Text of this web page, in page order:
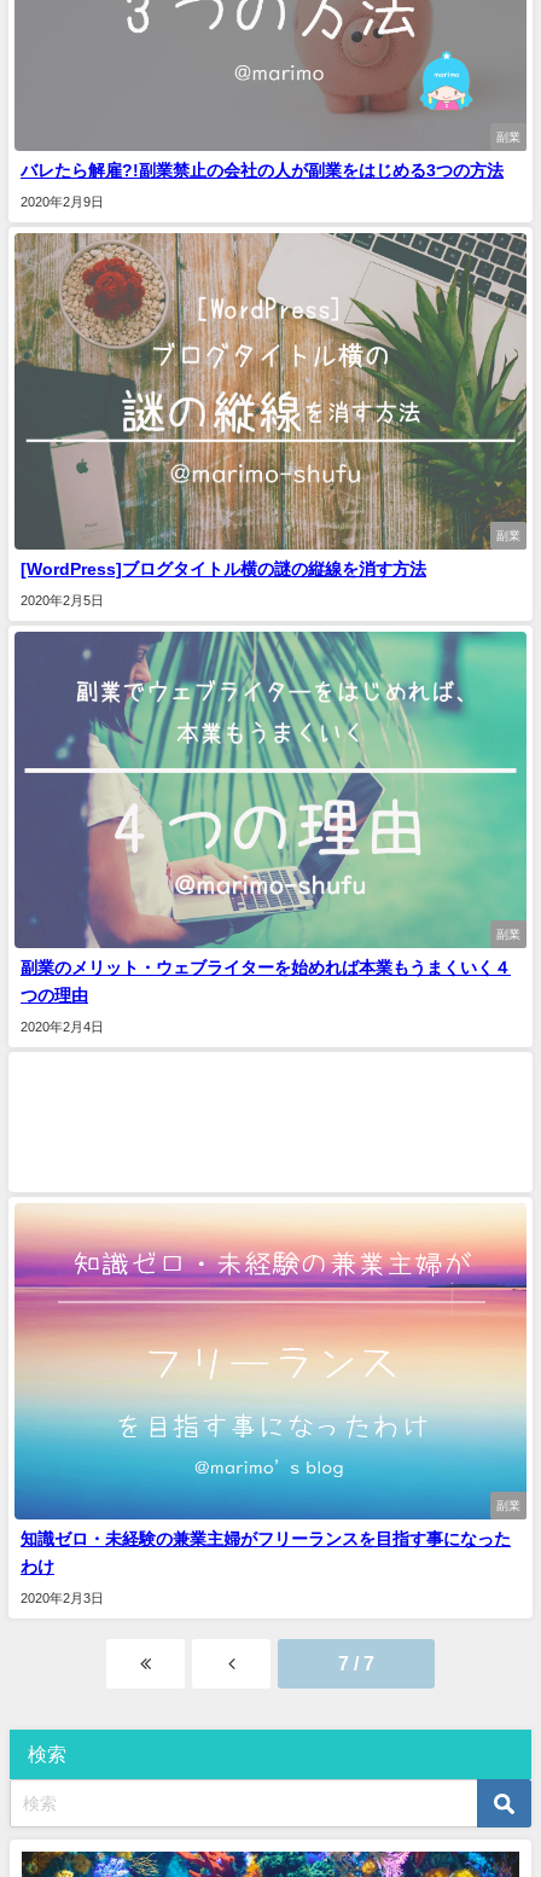
副業
バレたら解雇?!副業禁止の会社の人が副業をはじめる3つの方法
2020年2月9日
副業
[WordPress]ブログタイトル横の謎の縦線を消す方法
2020年2月5日
副業
副業のメリット・ウェブライターを始めれば本業もうまくいく４
つの理由
2020年2月4日
副業
知識ゼロ・未経験の兼業主婦がフリーランスを目指す事になった
わけ
2020年2月3日
7 / 7
検索